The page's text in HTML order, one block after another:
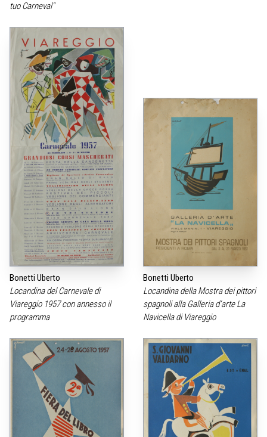
tuo Carneval"
Bonetti Uberto
Locandina del Carnevale di
Viareggio 1957 con annesso il
programma
Bonetti Uberto
Locandina della Mostra dei pittori
spagnoli alla Galleria d‘arte La
Navicella di Viareggio